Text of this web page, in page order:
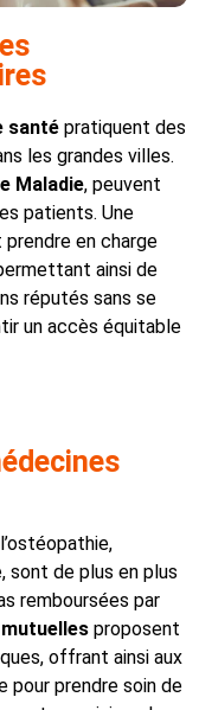
santé pratiquent des
les grandes villes.
Maladie, peuvent
patients. Une
prendre en charge
ainsi de
réputés sans se
un accès équitable
sont de plus en plus
remboursées par
mutuelles proposent
offrant ainsi aux
pour prendre soin de